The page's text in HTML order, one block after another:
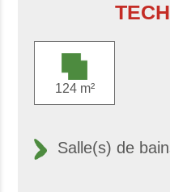
124 m²
Salle(s) de